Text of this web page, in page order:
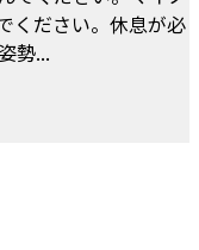
ください。休息が必
勢...